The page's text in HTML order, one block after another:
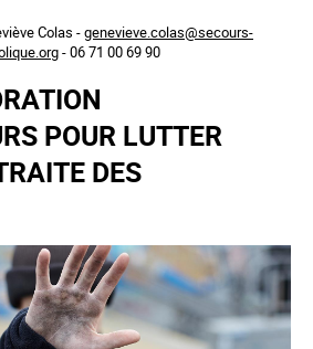
Colas -genevieve.colas@secours-
- 06 71 00 69 90
POUR LUTTER
DES